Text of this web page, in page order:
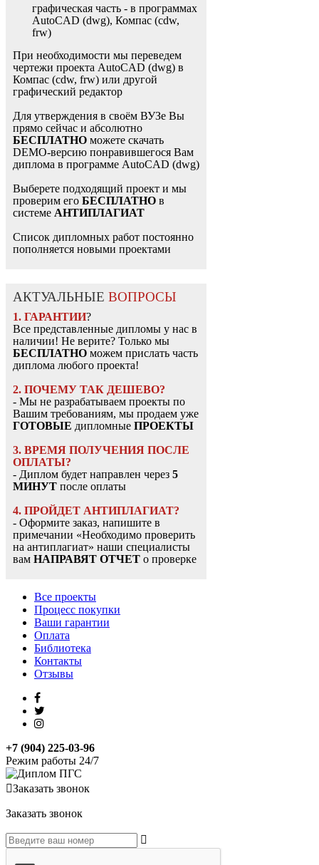
графическая часть - в программах
AutoCAD (dwg), Компас (cdw,
frw)
При необходимости мы переведем
чертежи проекта AutoCAD (dwg) в
Компас (cdw, frw) или другой
графический редактор
Для утверждения в своём ВУЗе Вы
прямо сейчас и абсолютно
БЕСПЛАТНО можете скачать
DEMO-версию понравившегося Вам
диплома в программе AutoCAD (dwg)
Выберете подходящий проект и мы
проверим его БЕСПЛАТНО в
системе АНТИПЛАГИАТ
Список дипломных работ постоянно
пополняется новыми проектами
АКТУАЛЬНЫЕ ВОПРОСЫ
1. ГАРАНТИИ?
Все представленные дипломы у нас в
наличии! Не верите? Только мы
БЕСПЛАТНО можем прислать часть
диплома любого проекта!
2. ПОЧЕМУ ТАК ДЕШЕВО?
- Мы не разрабатываем проекты по
Вашим требованиям, мы продаем уже
ГОТОВЫЕ дипломные ПРОЕКТЫ
3. ВРЕМЯ ПОЛУЧЕНИЯ ПОСЛЕ
ОПЛАТЫ?
- Диплом будет направлен через 5
МИНУТ после оплаты
4. ПРОЙДЕТ АНТИПЛАГИАТ?
- Оформите заказ, напишите в
примечании «Необходимо проверить
на антиплагиат» наши специалисты
вам НАПРАВЯТ ОТЧЕТ о проверке
Все проекты
Процесс покупки
Ваши гарантии
Оплата
Библиотека
Контакты
Отзывы
+7 (904) 225-03-96
Режим работы 24/7
Заказать звонок
Заказать звонок